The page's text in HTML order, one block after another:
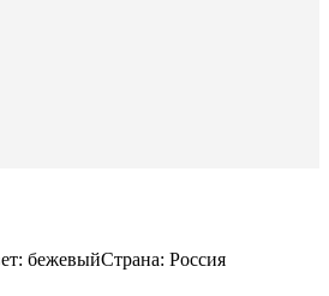
бежевыйСтрана: Россия